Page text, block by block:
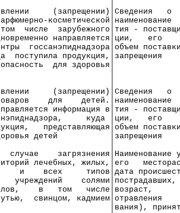
(запрещении)│Сведения   о
косметической│наименование
числе  зарубежного│тия -
направляется│ции,   его
госсанэпиднадзора│объем
поступила
опасность  для здоровья│
│
(запрещении)│Сведения   о
для    детей.│наименование
информация в│тия -
куда │ции,   его
представляющая│объем
здоровья детей
загрязнения│Наименование
лечебных, жилых,│его
и    всех     типов│дата
учреждений
в   том   числе│возраст,
свинцом, кадмием│отравления
│вания),